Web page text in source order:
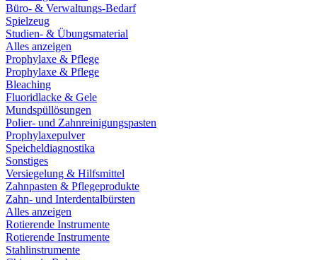
Büro- & Verwaltungs-Bedarf
Spielzeug
Studien- & Übungsmaterial
Alles anzeigen
Prophylaxe & Pflege
Prophylaxe & Pflege
Bleaching
Fluoridlacke & Gele
Mundspüllösungen
Polier- und Zahnreinigungspasten
Prophylaxepulver
Speicheldiagnostika
Sonstiges
Versiegelung & Hilfsmittel
Zahnpasten & Pflegeprodukte
Zahn- und Interdentalbürsten
Alles anzeigen
Rotierende Instrumente
Rotierende Instrumente
Stahlinstrumente